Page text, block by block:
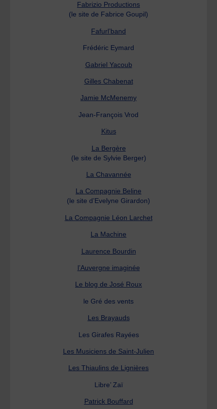
Fabrizio Productions
(le site de Fabrice Goupil)
Fafurl’band
Frédéric Eymard
Gabriel Yacoub
Gilles Chabenat
Jamie McMenemy
Jean-François Vrod
Kitus
La Bergère
(le site de Sylvie Berger)
La Chavannée
La Compagnie Beline
(le site d’Evelyne Girardon)
La Compagnie Léon Larchet
La Machine
Laurence Bourdin
l’Auvergne imaginée
Le blog de José Roux
le Gré des vents
Les Brayauds
Les Girafes Rayées
Les Musiciens de Saint-Julien
Les Thiaulins de Lignières
Libre’ Zaï
Patrick Bouffard